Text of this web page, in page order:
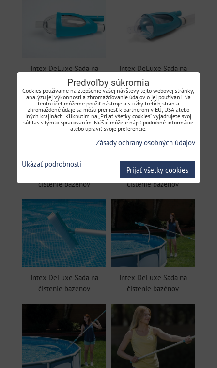
Intex DeLuxe Sada na
čistenie bazénov
Intex DeLuxe Sada na
čistenie bazénov
čistenie bazénov
Intex DeLuxe Sada na
čistenie bazénov
Intex DeLuxe Sada na
čistenie bazénov
Intex DeLuxe Sada na
čistenie bazénov
Predvoľby súkromia
Cookies používame na zlepšenie vašej návštevy tejto webovej stránky,
analýzu jej výkonnosti a zhromažďovanie údajov o jej používaní. Na
tento účel môžeme použiť nástroje a služby tretích strán a
zhromaždené údaje sa môžu preniesť k partnerom v EÚ, USA alebo
iných krajinách. Kliknutím na „Prijať všetky cookies“ vyjadrujete svoj
súhlas s týmto spracovaním. Nižšie môžete nájsť podrobné informácie
alebo upraviť svoje preferencie.
Zásady ochrany osobných údajov
Ukázať podrobnosti
Prijať všetky cookies